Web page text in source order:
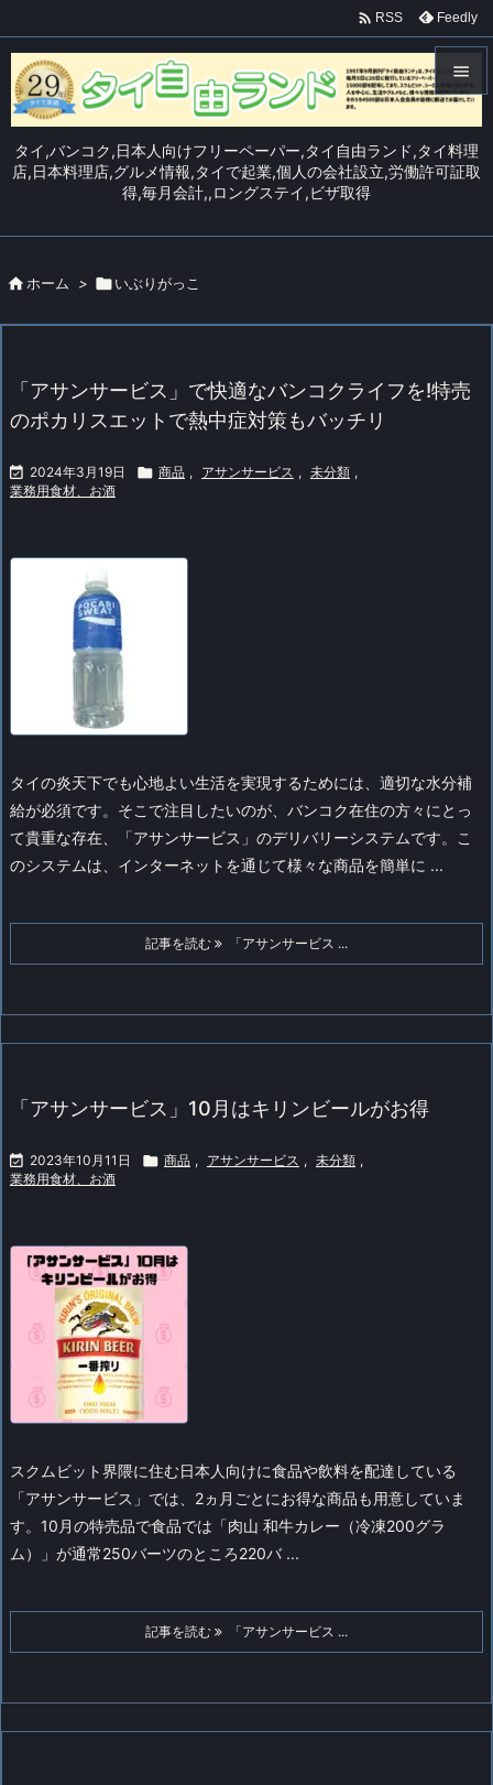
タイ,バンコク,日本人向けフリーペーパー,タイ自由ランド,タイ料理
店,日本料理店,グルメ情報,タイで起業,個人の会社設立,労働許可証取
得,毎月会計,,ロングステイ,ビザ取得

メニュ


 RSS Feedly
 ホーム > いぶりがっこ
「アサンサービス」で快適なバンコクライフを!特売
のポカリスエットで熱中症対策もバッチリ
 2024年3月19日  商品 , アサンサービス , 未分類 ,
業務用食材、お酒
タイの炎天下でも心地よい生活を実現するためには、適切な水分補
給が必須です。そこで注目したいのが、バンコク在住の方々にとっ
て貴重な存在、「アサンサービス」のデリバリーシステムです。こ
のシステムは、インターネットを通じて様々な商品を簡単に ...
記事を読む 「アサンサービス ...
「アサンサービス」10月はキリンビールがお得
 2023年10月11日  商品 , アサンサービス , 未分類 ,
業務用食材、お酒
スクムビット界隈に住む日本人向けに食品や飲料を配達している
「アサンサービス」では、2ヵ月ごとにお得な商品も用意していま
す。 10月の特売品で食品では「肉山 和牛カレー（冷凍200グラ
ム）」が通常250バーツのところ220バ ...
記事を読む 「アサンサービス ...